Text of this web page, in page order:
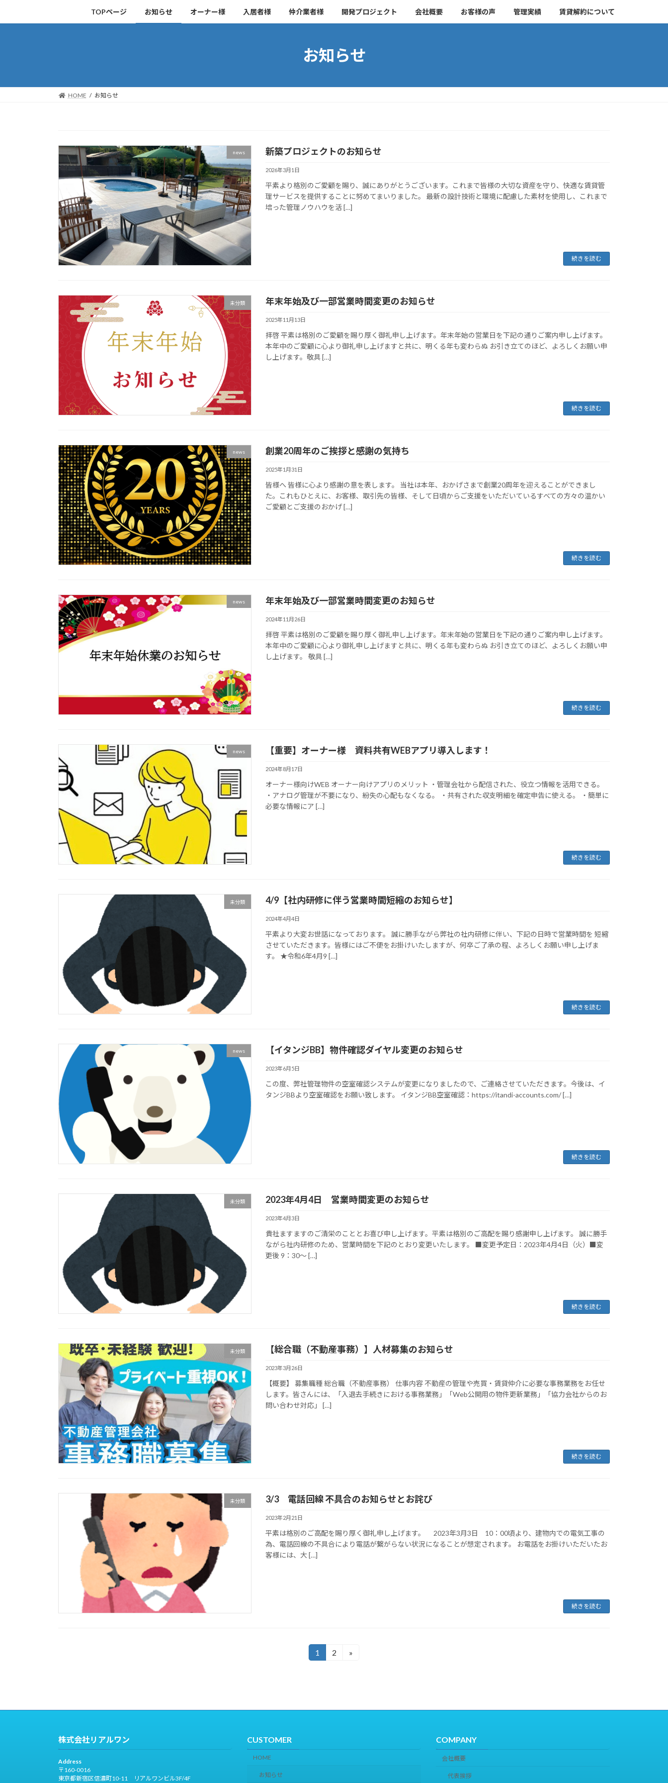
キ
に
TOPページ お知らせ オーナー様 入居者様 仲介業者様 開発プロジェクト 会社概要 お客様の声 管理実績 賃貸解約について
お知らせ
HOME お知らせ
news 新築プロジェクトのお知らせ
2026年3月1日
平素より格別のご愛顧を賜り、誠にありがとうございます。これまで皆様の大切な資産を守り、快適な賃貸管
理サービスを提供することに努めてまいりました。 最新の設計技術と環境に配慮した素材を使用し、これまで
培った管理ノウハウを活 […]
続きを読む
未分類 年末年始及び一部営業時間変更のお知らせ
2025年11月13日
拝啓 平素は格別のご愛顧を賜り厚く御礼申し上げます。年末年始の営業日を下記の通りご案内申し上げます。
本年中のご愛顧に心より御礼申し上げますと共に、明くる年も変わらぬ お引き立てのほど、よろしくお願い申
し上げます。敬具 […]
続きを読む
news 創業20周年のご挨拶と感謝の気持ち
2025年1月31日
皆様へ 皆様に心より感謝の意を表します。 当社は本年、おかげさまで創業20周年を迎えることができまし
た。これもひとえに、お客様、取引先の皆様、そして日頃からご支援をいただいているすべての方々の温かい
ご愛顧とご支援のおかげ […]
続きを読む
news 年末年始及び一部営業時間変更のお知らせ
2024年11月26日
拝啓 平素は格別のご愛顧を賜り厚く御礼申し上げます。年末年始の営業日を下記の通りご案内申し上げます。
本年中のご愛顧に心より御礼申し上げますと共に、明くる年も変わらぬ お引き立てのほど、よろしくお願い申
し上げます。 敬具 […]
続きを読む
news 【重要】オーナー様 資料共有WEBアプリ導入します！
2024年8月17日
オーナー様向けWEB オーナー向けアプリのメリット ・管理会社から配信された、役立つ情報を活用できる。
・アナログ管理が不要になり、紛失の心配もなくなる。 ・共有された収支明細を確定申告に使える。 ・簡単に
必要な情報にア […]
続きを読む
未分類 4/9【社内研修に伴う営業時間短縮のお知らせ】
2024年4月4日
平素より大変お世話になっております。 誠に勝手ながら弊社の社内研修に伴い、下記の日時で営業時間を 短縮
させていただきます。皆様にはご不便をお掛けいたしますが、何卒ご了承の程、よろしくお願い申し上げま
す。 ★令和6年4月9 […]
続きを読む
news 【イタンジBB】物件確認ダイヤル変更のお知らせ
2023年6月5日
この度、弊社管理物件の空室確認システムが変更になりましたので、ご連絡させていただきます。今後は、イ
タンジBBより空室確認をお願い致します。 イタンジBB空室確認：https://itandi-accounts.com/ […]
続きを読む
未分類 2023年4月4日 営業時間変更のお知らせ
2023年4月3日
貴社ますますのご清栄のこととお喜び申し上げます。平素は格別のご高配を賜り感謝申し上げます。 誠に勝手
ながら社内研修のため、営業時間を下記のとおり変更いたします。 ■変更予定日：2023年4月4日（火）■変
更後 9：30～ […]
続きを読む
未分類 【総合職（不動産事務）】 人材募集のお知らせ
2023年3月26日
【概要】 募集職種 総合職（不動産事務） 仕事内容 不動産の管理や売買・賃貸仲介に必要な事務業務をお任せ
します。皆さんには、「入退去手続きにおける事務業務」「Web公開用の物件更新業務」「協力会社からのお
問い合わせ対応」 […]
続きを読む
未分類 3/3 電話回線 不具合のお知らせとお詫び
2023年2月21日
平素は格別のご高配を賜り厚く御礼申し上げます。 2023年3月3日 10：00頃より、建物内での電気工事の
為、電話回線の不具合により電話が繋がらない状況になることが想定されます。 お電話をお掛けいただいたお
客様には、大 […]
続きを読む
ペ
ジ
送
固
1
固
2 »
株式会社リアルワン
Address
〒160-0016
東京都新宿区信濃町10-11 リアルワンビル3F/4F
CUSTOMER
HOME
お知らせ
COMPANY
会社概要
代表挨拶